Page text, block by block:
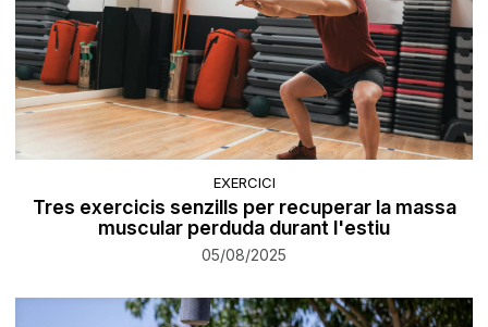
EXERCICI
Tres exercicis senzills per recuperar la massa
muscular perduda durant l'estiu
05/08/2025